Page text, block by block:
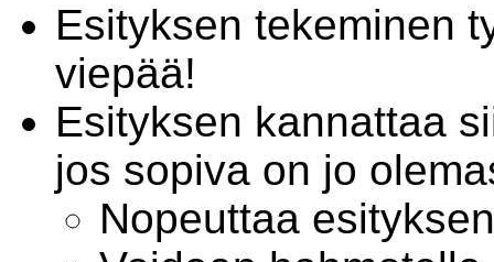
Esityksen tekeminen
viepää!
Esityksen kannattaa
jos sopiva on jo
Nopeuttaa